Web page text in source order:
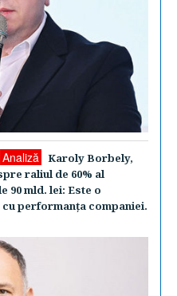
Analiză
Karoly Borbely,
raliul de 60% al
90 mld. lei: Este o
performanţa companiei.